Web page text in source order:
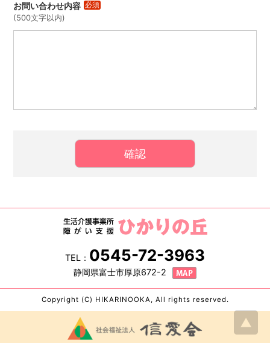
お問い合わせ内容 必須
(500文字以内)
TEL： 0545-72-3963
静岡県富士市厚原672-2
Copyright (C) HIKARINOOKA, All rights reserved.